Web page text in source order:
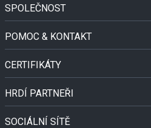
SPOLEČNOST
POMOC & KONTAKT
CERTIFIKÁTY
HRDÍ PARTNEŘI
SOCIÁLNÍ SÍTĚ